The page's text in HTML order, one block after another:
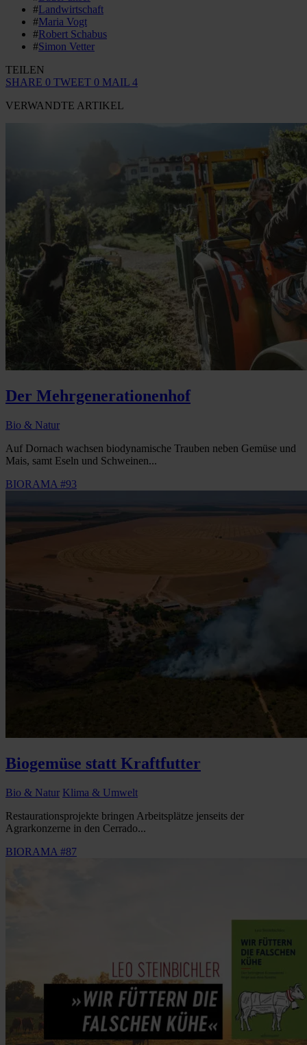
#Landwirtschaft
#Maria Vogt
#Robert Schabus
#Simon Vetter
TEILEN
SHARE 0 TWEET 0 MAIL 4
VERWANDTE ARTIKEL
Der Mehrgenerationenhof
Bio & Natur
Auf Dornach wachsen biodynamische Trauben neben Gemüse und
Mais, samt Eseln und Schweinen...
BIORAMA #93
Biogemüse statt Kraftfutter
Bio & Natur Klima & Umwelt
Restaurationsprojekte bringen Arbeitsplätze jenseits der
Agrarkonzerne in den Cerrado...
BIORAMA #87